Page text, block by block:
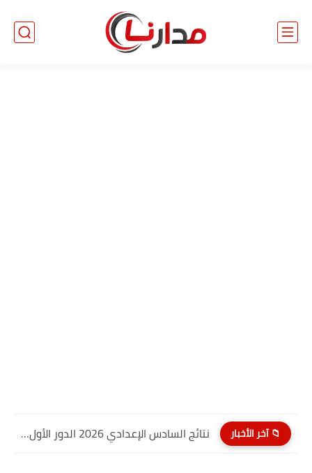
📁 آخر الأخبار نتائج السادس الإعدادي 2026 الدور الأول PDF كربلاء المقدسة| موقع...